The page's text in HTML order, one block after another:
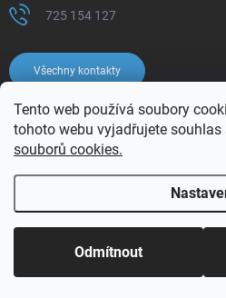
Tento web používá soubory
tohoto webu vyjadřujete souhlas
souborů cookies.
Odmítnout
725 154 127
Všechny kontakty
Copyright 2026Elcigon.cz. Všechna
cookies